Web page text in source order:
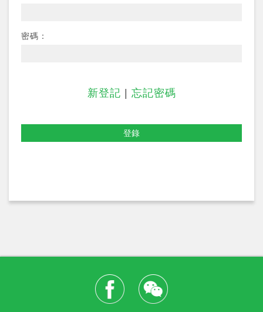
密碼：
新登記 忘記密碼